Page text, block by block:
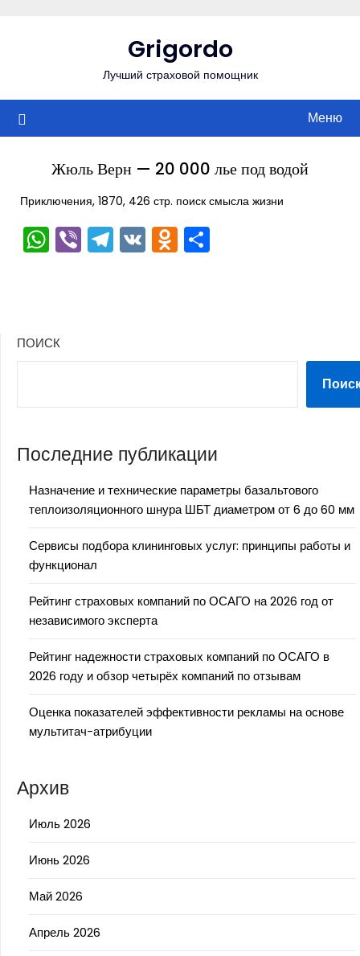
Grigordo
Лучший страховой помощник
Меню
Жюль Верн — 20 000 лье под водой
Приключения, 1870, 426 стр. поиск смысла жизни
WhatsApp
ViberTelegram
VKOdnoklassniki
ПОИСК
Последние публикации
Назначение и технические параметры базальтового
теплоизоляционного шнура ШБТ диаметром от 6 до 60 мм
Сервисы подбора клининговых услуг: принципы работы и
функционал
Рейтинг страховых компаний по ОСАГО на 2026 год от
независимого эксперта
Рейтинг надежности страховых компаний по ОСАГО в
2026 году и обзор четырёх компаний по отзывам
Оценка показателей эффективности рекламы на основе
мультитач-атрибуции
Архив
Июль 2026
Июнь 2026
Май 2026
Апрель 2026